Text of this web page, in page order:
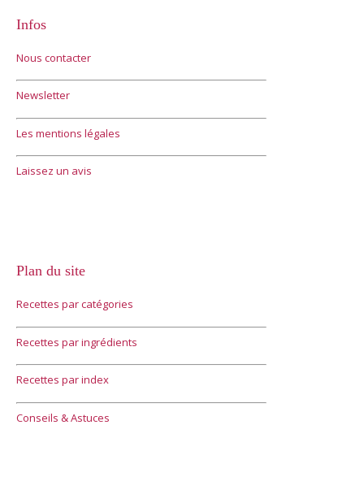
Infos
Nous contacter
Newsletter
Les mentions légales
Laissez un avis
Plan du site
Recettes par catégories
Recettes par ingrédients
Recettes par index
Conseils & Astuces